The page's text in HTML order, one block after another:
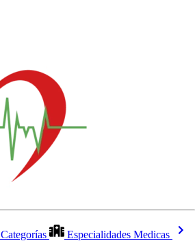
Categorías
Especialidades Medicas